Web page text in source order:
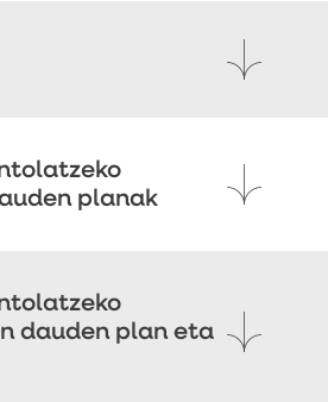
planak
dauden plan eta